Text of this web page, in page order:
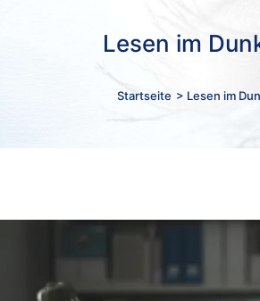
Lesen im
Startseite > Lesen im